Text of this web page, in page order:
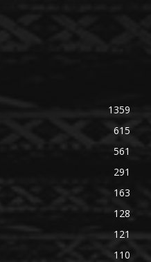
1359
615
561
291
163
128
121
110